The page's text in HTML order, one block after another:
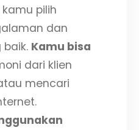
pilih
dan
Kamu bisa
dari klien
mencari